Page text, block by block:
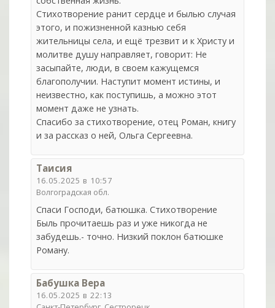
Стихотворение ранит сердце и былью случая
этого, и пожизненной казнью себя
жительницы села, и ещё трезвит и к Христу и
молитве душу направляет, говорит: Не
засыпайте, люди, в своем кажущемся
благополучии. Наступит момент истины, и
неизвестно, как поступишь, а можно этот
момент даже не узнать.
Спасибо за стихотворение, отец Роман, книгу
и за рассказ о ней, Ольга Сергеевна.
Таисия
16.05.2025 в 10:57
Волгоградская обл.
Спаси Господи, батюшка. Стихотворение
Быль прочитаешь раз и уже никогда не
забудешь.- точно. Низкий поклон батюшке
Роману.
Бабушка Вера
16.05.2025 в 22:13